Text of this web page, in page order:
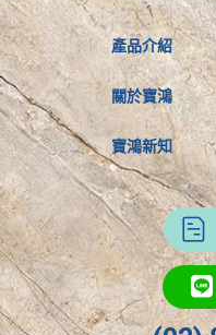
產品介紹
關於寶鴻
寶鴻新知